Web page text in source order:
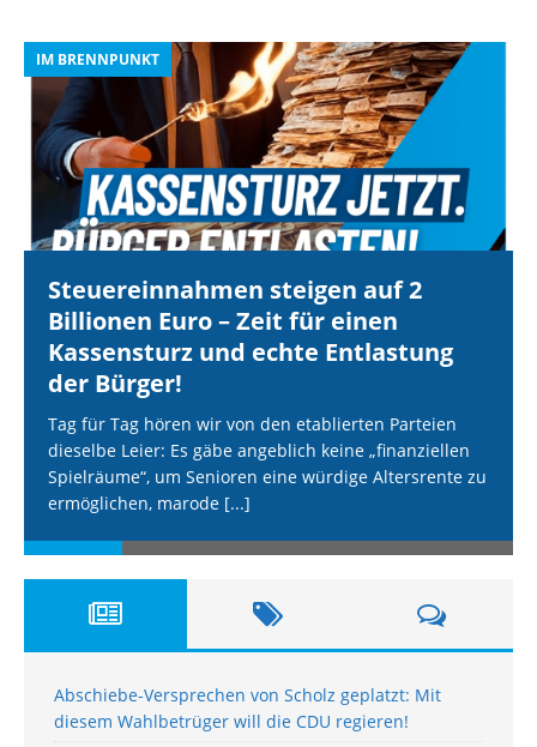
IM BRENNPUNKT
Steuereinnahmen steigen auf 2
Billionen Euro – Zeit für einen
Kassensturz und echte Entlastung
der Bürger!
Tag für Tag hören wir von den etablierten Parteien
dieselbe Leier: Es gäbe angeblich keine „finanziellen
Spielräume“, um Senioren eine würdige Altersrente zu
ermöglichen, marode [...]
Abschiebe-Versprechen von Scholz geplatzt: Mit
diesem Wahlbetrüger will die CDU regieren!